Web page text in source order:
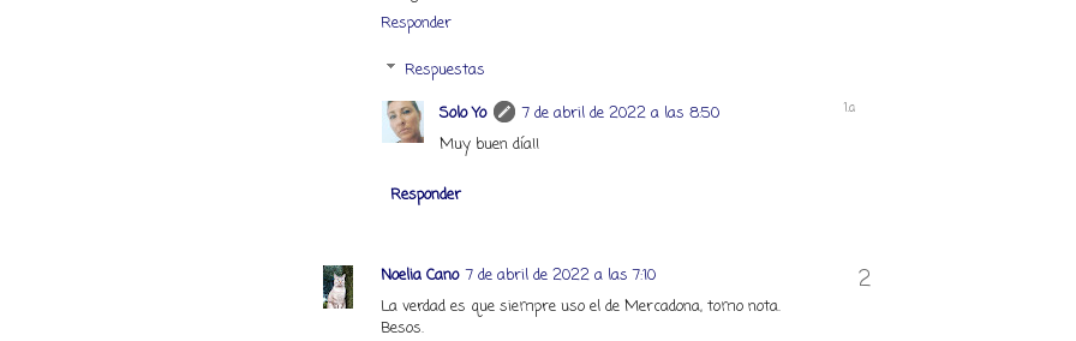
Responder
Respuestas
Solo Yo
7 de abril de 2022 a las 8:50
Muy buen día!!
Responder
Noelia Cano 7 de abril de 2022 a las 7:10
La verdad es que siempre uso el de Mercadona, tomo nota.
Besos.